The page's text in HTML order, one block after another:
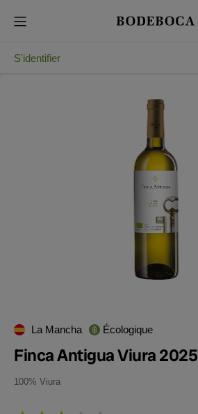
S'identifier
La Mancha Écologique
Finca Antigua Viura 2025
100% Viura